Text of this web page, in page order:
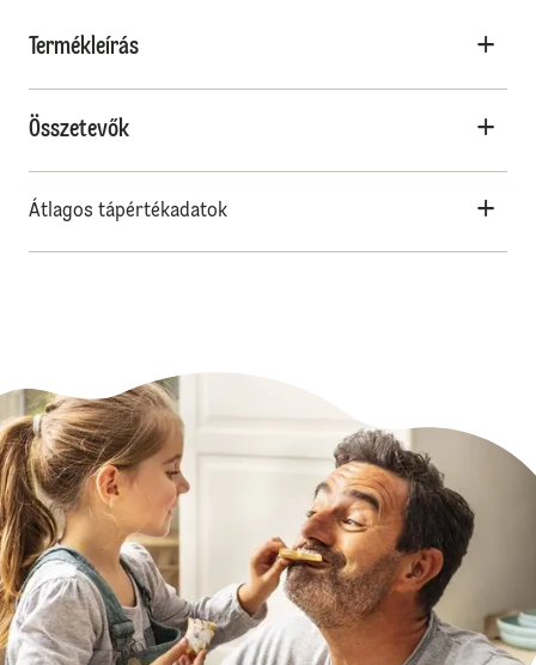
Termékleírás
Összetevők
Átlagos tápértékadatok